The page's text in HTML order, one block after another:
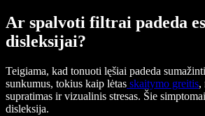
Ar spalvoti filtrai padeda
disleksijai?
Teigiama, kad tonuoti lęšiai padeda
sunkumus, tokius kaip lėtas skaitymo greitis,
supratimas ir vizualinis stresas. Šie
disleksija.